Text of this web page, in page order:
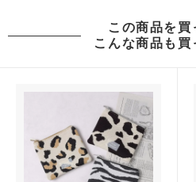
この商品を買
こんな商品も買